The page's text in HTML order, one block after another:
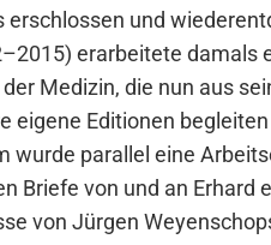
erschlos­sen und
erar­bei­te­te damals
Medi­zin, die nun aus
eige­ne Edi­tio­nen
wur­de par­al­lel eine
Brie­fe von und an
von Jür­gen